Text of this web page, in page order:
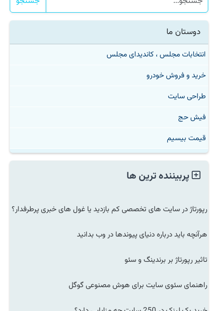
دوستان ما
انتخابات مجلس ، کاندیدای مجلس
خرید و فروش خودرو
طراحی سایت
فیش حج
قیمت بیسیم
پربیننده ترین ها
رپورتاژ در سایت های تخصصی کم بازدید یا غول های خبری پرطرفدار؟
هرآنچه باید درباره دنیای پیوندها در وب بدانید
تاثیر رپورتاژ بر برندینگ و سئو
راهنمای سئوی سایت برای هوش مصنوعی گوگل